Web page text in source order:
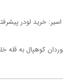
نهادهای مردمی
فولاد در کشور
خرید لودر
کوهپال به قله